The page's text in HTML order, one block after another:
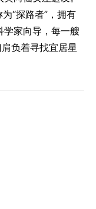
“探路者”，拥有
学家向导，每一艘
负着寻找宜居星